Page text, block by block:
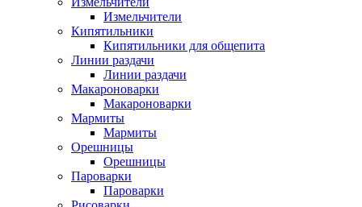
Измельчители
Кипятильники
Кипятильники для общепита
Линии раздачи
Линии раздачи
Макароноварки
Макароноварки
Мармиты
Мармиты
Орешницы
Орешницы
Пароварки
Пароварки